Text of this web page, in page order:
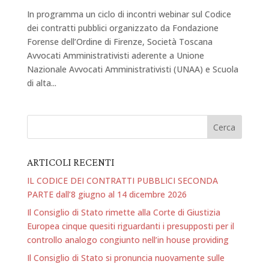
In programma un ciclo di incontri webinar sul Codice
dei contratti pubblici organizzato da Fondazione
Forense dell’Ordine di Firenze, Società Toscana
Avvocati Amministrativisti aderente a Unione
Nazionale Avvocati Amministrativisti (UNAA) e Scuola
di alta...
ARTICOLI RECENTI
IL CODICE DEI CONTRATTI PUBBLICI SECONDA
PARTE dall’8 giugno al 14 dicembre 2026
Il Consiglio di Stato rimette alla Corte di Giustizia
Europea cinque quesiti riguardanti i presupposti per il
controllo analogo congiunto nell’in house providing
Il Consiglio di Stato si pronuncia nuovamente sulle